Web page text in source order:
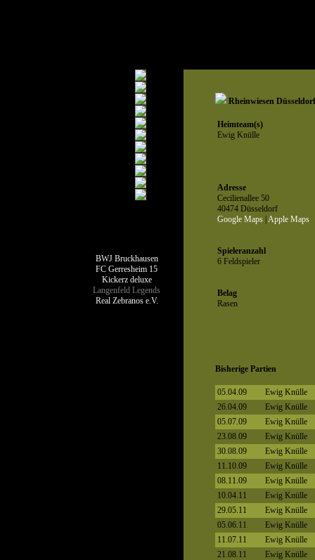
BWJ Bruckhausen
FC Gerresheim 15
Kickerz deluxe
Langenfeld Legends
Real Zebranos e.V.
Rheinwiesen Düsseldorf
Heimteam(s)
Ewig Knülle
Adresse
Cecilienallee 50
40474 Düsseldorf
Google Maps| Apple Maps
Spieleranzahl
6 Feldspieler
Belag
Rasen
Bisherige Partien
05.04.09
Ewig Knülle
26.04.09
Ewig Knülle
05.07.09
Ewig Knülle
23.08.09
Ewig Knülle
30.08.09
Ewig Knülle
11.10.09
Ewig Knülle
08.11.09
Ewig Knülle
10.04.11
Ewig Knülle
29.05.11
Ewig Knülle
05.06.11
Ewig Knülle
11.07.11
Ewig Knülle
21.08.11
Ewig Knülle